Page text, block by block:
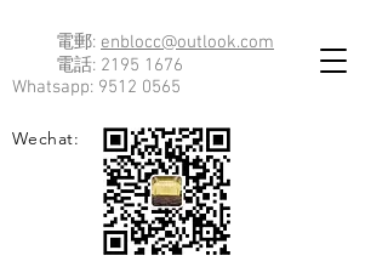
電郵: enblocc@outlook.com
電話: 2195 1676
Whatsapp: 9512 0565
Wechat: